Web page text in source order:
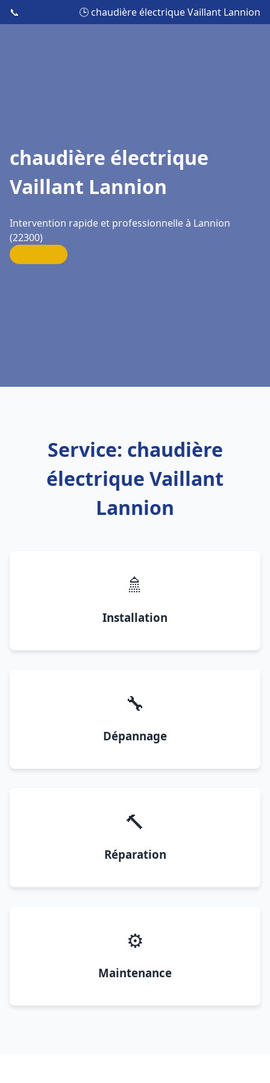
📞 🕒 chaudière électrique Vaillant Lannion
chaudière électrique
Vaillant Lannion
Intervention rapide et professionnelle à Lannion
(22300)
Service: chaudière
électrique Vaillant
Lannion
🚿
Installation
🔧
Dépannage
🔨
Réparation
⚙️
Maintenance